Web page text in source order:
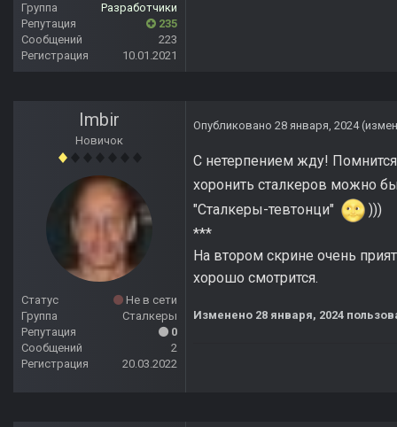
Группа
Разработчики
Репутация
235
Сообщений
223
Регистрация
10.01.2021
Imbir
Новичок
Статус
Не в сети
Группа
Сталкеры
Репутация
0
Сообщений
2
Регистрация
20.03.2022
Опубликовано 28 января, 2024
С нетерпением жду!
хоронить сталкеров можно
"Сталкеры-тевтонци"
)))
***
На втором скрине очень
хорошо смотрится.
Изменено 28 января, 2024